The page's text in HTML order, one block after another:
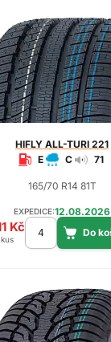
HIFLY ALL-TURI 221
E
C 71
165/70 R14 81T
EXPEDICE:12.08.2026
Kč